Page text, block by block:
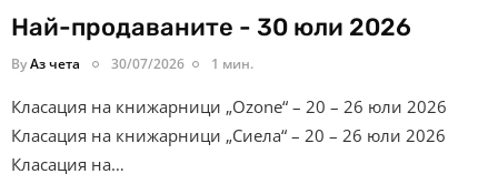
Най-продаваните - 30 юли 2026
ByАз чета 30/07/2026 1 мин.
Класация на книжарници „Ozone“ – 20 – 26 юли 2026
Класация на книжарници „Сиела“ – 20 – 26 юли 2026
Класация на…